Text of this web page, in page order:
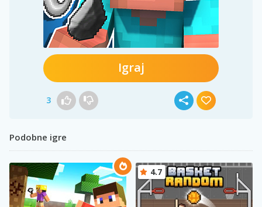
Igraj
3
Podobne igre
4.7